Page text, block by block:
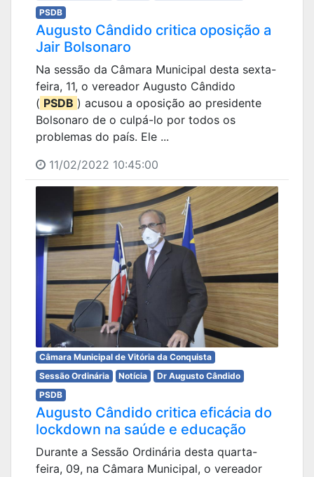
PSDB
Augusto Cândido critica oposição a
Jair Bolsonaro
Na sessão da Câmara Municipal desta sexta-
feira, 11, o vereador Augusto Cândido
( PSDB ) acusou a oposição ao presidente
Bolsonaro de o culpá-lo por todos os
problemas do país. Ele ...
11/02/2022 10:45:00
Câmara Municipal de Vitória da Conquista
Sessão Ordinária
Notícia
Dr Augusto Cândido
PSDB
Augusto Cândido critica eficácia do
lockdown na saúde e educação
Durante a Sessão Ordinária desta quarta-
feira, 09, na Câmara Municipal, o vereador